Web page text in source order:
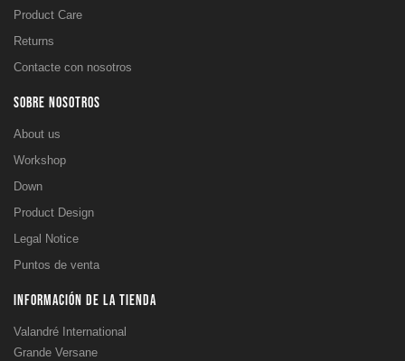
Product Care
Returns
Contacte con nosotros
SOBRE NOSOTROS
About us
Workshop
Down
Product Design
Legal Notice
Puntos de venta
INFORMACIÓN DE LA TIENDA
Valandré International
Grande Versane